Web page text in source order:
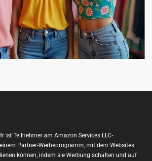
ist Teilnehmer am Amazon Services LLC-
Partner-Werbeprogramm, mit dem Websites
können, indem sie Werbung schalten und auf